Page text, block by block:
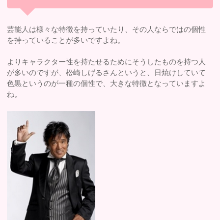
芸能人は様々な特徴を持っていたり、その人ならではの個性
を持っていることが多いですよね。
よりキャラクター性を持たせるためにそうしたものを持つ人
が多いのですが、松崎しげるさんというと、日焼けしていて
色黒というのが一種の個性で、大きな特徴となっていますよ
ね。